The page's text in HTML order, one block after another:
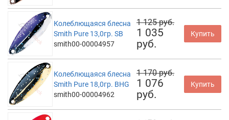
Колеблющаяся блесна
Smith Pure 13,0гр. SB
smith00-00004957
1 125 руб.
1 035
руб.
Купить
Колеблющаяся блесна
Smith Pure 18,0гр. BHG
smith00-00004962
1 170 руб.
1 076
руб.
Купить